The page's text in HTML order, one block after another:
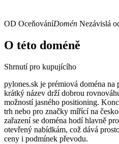
OD OceňováníDomén Nezávislá
O této doméně
Shrnutí pro kupujícího
pylones.sk je prémiová doména na
krátký název drží dobrou
možností jasného positioning.
trh nebo pro značky mířící na
zařazení se doména hodí hlavně
otevřený nabídkám, což dává
ceny i podmínek převodu.